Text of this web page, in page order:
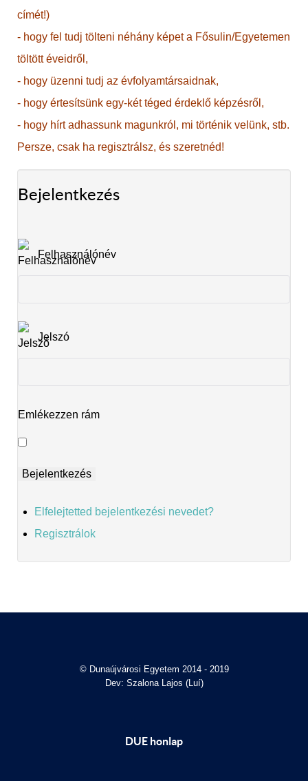
címét!)
- hogy fel tudj tölteni néhány képet a Fősulin/Egyetemen
töltött éveidről,
- hogy üzenni tudj az évfolyamtársaidnak,
- hogy értesítsünk egy-két téged érdeklő képzésről,
- hogy hírt adhassunk magunkról, mi történik velünk, stb.
Persze, csak ha regisztrálsz, és szeretnéd!
Bejelentkezés
Felhasználónév
Jelszó
Emlékezzen rám
Elfelejtetted bejelentkezési nevedet?
Regisztrálok
© Dunaújvárosi Egyetem 2014 - 2019
Dev: Szalona Lajos (Luí)
DUE honlap